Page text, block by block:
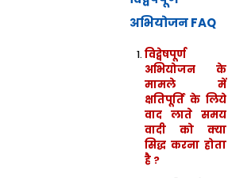
अभियोजनFAQ
विद्वेषपूर्ण
अभियोजन के
मामले में
क्षतिपूर्ति के लिये
वाद लाते समय
वादी को क्या
सिद्ध करना होता
है ?